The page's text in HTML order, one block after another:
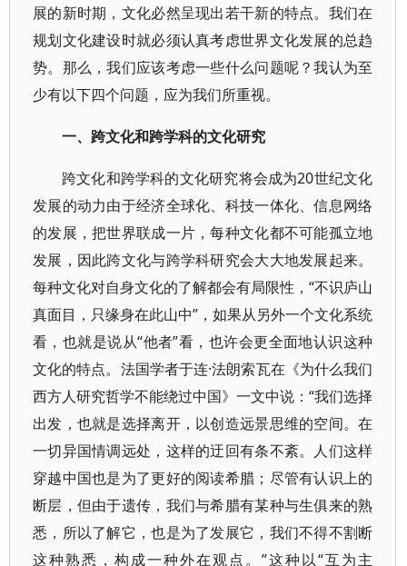
展的新时期，文化必然呈现出若干新的特点。我们在
规划文化建设时就必须认真考虑世界文化发展的总趋
势。那么，我们应该考虑一些什么问题呢？我认为至
少有以下四个问题，应为我们所重视。
一、跨文化和跨学科的文化研究
跨文化和跨学科的文化研究将会成为20世纪文化
发展的动力由于经济全球化、科技一体化、信息网络
的发展，把世界联成一片，每种文化都不可能孤立地
发展，因此跨文化与跨学科研究会大大地发展起来。
每种文化对自身文化的了解都会有局限性，“不识庐山
真面目，只缘身在此山中”，如果从另外一个文化系统
看，也就是说从“他者”看，也许会更全面地认识这种
文化的特点。法国学者于连·法朗索瓦在《为什么我们
西方人研究哲学不能绕过中国》一文中说：“我们选择
出发，也就是选择离开，以创造远景思维的空间。在
一切异国情调远处，这样的迂回有条不紊。人们这样
穿越中国也是为了更好的阅读希腊；尽管有认识上的
断层，但由于遗传，我们与希腊有某种与生俱来的熟
悉，所以了解它，也是为了发展它，我们不得不割断
这种熟悉，构成一种外在观点。”这种以“互为主